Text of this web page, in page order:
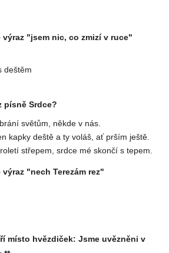
výraz "jsem nic, co zmizí v ruce"
deštěm
písně Srdce?
světům, někde v nás.
kapky deště a ty voláš, ať prším ještě.
střepem, srdce mé skončí s tepem.
"nech Terezám rez"
místo hvězdiček: Jsme uvězněni v